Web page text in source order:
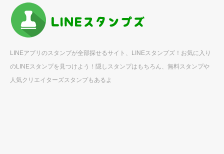
LINEアプリのスタンプが全部探せるサイト、LINEスタンプズ！お気に入り
のLINEスタンプを見つけよう！隠しスタンプはもちろん、無料スタンプや
人気クリエイターズスタンプもあるよ